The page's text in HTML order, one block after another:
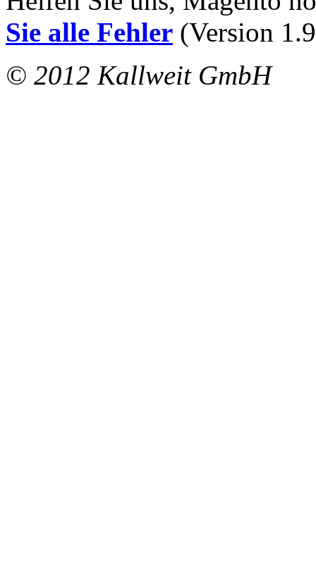
Sie alle Fehler (Version
© 2012 Kallweit GmbH